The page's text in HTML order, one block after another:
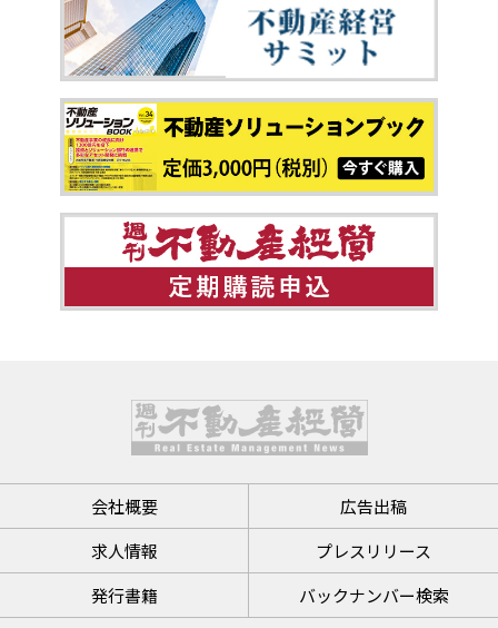
会社概要
広告出稿
求人情報
プレスリリース
発行書籍
バックナンバー検索